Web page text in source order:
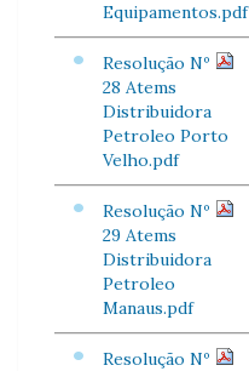
Equipamentos.pdf
Resolução Nº
28 Atems
Distribuidora
Petroleo Porto
Velho.pdf
Resolução Nº
29 Atems
Distribuidora
Petroleo
Manaus.pdf
Resolução Nº